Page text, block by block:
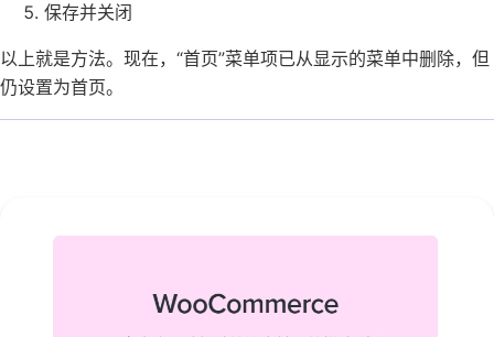
保存并关闭
以上就是方法。现在，“首页”菜单项已从显示的菜单中删除，但
仍设置为首页。